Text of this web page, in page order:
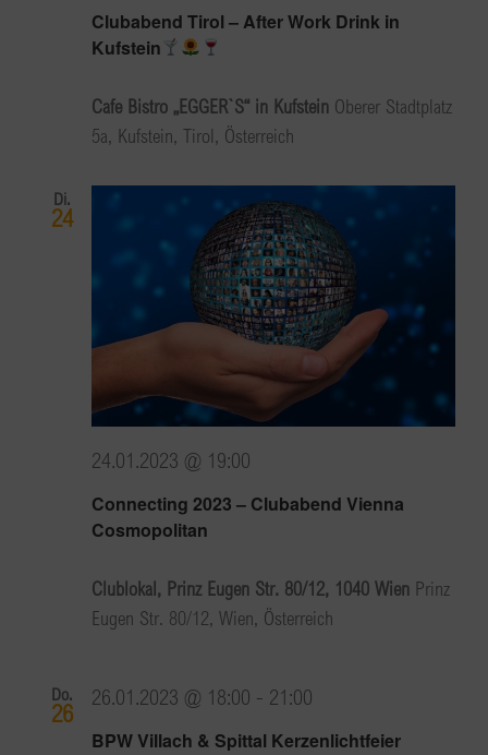
Clubabend Tirol – After Work Drink in
Kufstein
Cafe Bistro „EGGER`S“ in Kufstein Oberer Stadtplatz
5a, Kufstein, Tirol, Österreich
Di.
24
Connecting 2023 – Clubabend Vienna
Cosmopolitan
24.01.2023 @ 19:00
Clublokal, Prinz Eugen Str. 80/12, 1040 Wien Prinz
Eugen Str. 80/12, Wien, Österreich
Do.
26
BPW Villach & Spittal Kerzenlichtfeier
26.01.2023 @ 18:00 - 21:00